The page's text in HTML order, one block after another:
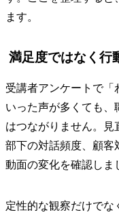
ます。
満足度ではなく行
受講者アンケートで「
いった声が多くても、
はつながりません。見
部下の対話頻度、顧客
動面の変化を確認しま
定性的な観察だけでな